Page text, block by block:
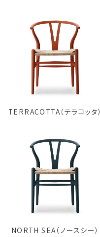
TERRACOTTA（テラコッタ）
NORTH SEA（ノースシー）